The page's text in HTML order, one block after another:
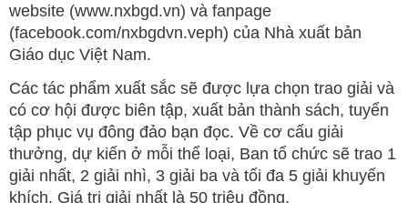
website (www.nxbgd.vn) và fanpage
(facebook.com/nxbgdvn.veph) của Nhà xuất bản
Giáo dục Việt Nam.
Các tác phẩm xuất sắc sẽ được lựa chọn trao giải và
có cơ hội được biên tập, xuất bản thành sách, tuyển
tập phục vụ đông đảo bạn đọc. Về cơ cấu giải
thưởng, dự kiến ở mỗi thể loại, Ban tổ chức sẽ trao 1
giải nhất, 2 giải nhì, 3 giải ba và tối đa 5 giải khuyến
khích. Giá trị giải nhất là 50 triệu đồng.